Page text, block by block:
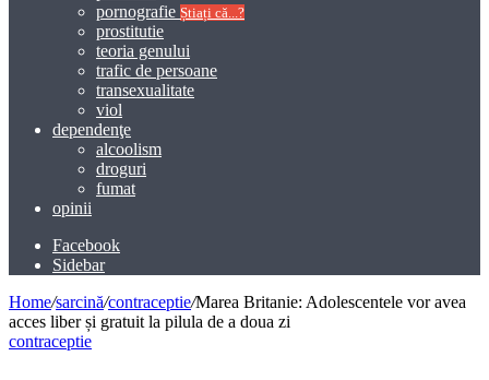
pornografie Știați că...?
prostitutie
teoria genului
trafic de persoane
transexualitate
viol
dependenţe
alcoolism
droguri
fumat
opinii
Facebook
Sidebar
Home/sarcină/contraceptie/Marea Britanie: Adolescentele vor avea
acces liber și gratuit la pilula de a doua zi
contraceptie